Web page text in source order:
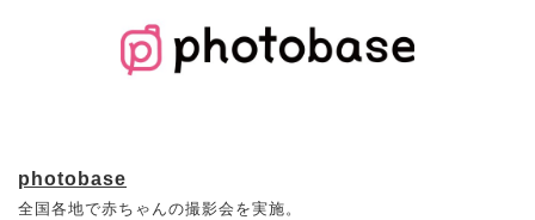
photobase
全国各地で赤ちゃんの撮影会を実施。